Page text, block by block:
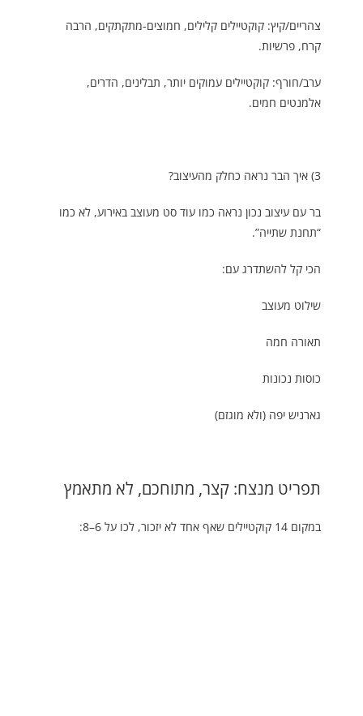
צהריים/קיץ: קוקטיילים קלילים, חמוצים-מתקתקים, הרבה
קרח, פרשיות.
ערב/חורף: קוקטיילים עמוקים יותר, תבלינים, הדרים,
אלמנטים חמים.
3) איך הבר נראה כחלק מהעיצוב?
בר עם עיצוב נכון נראה כמו עוד סט מעוצב באירוע, לא כמו
“תחנת שתייה”.
הכי קל להשתדרג עם:
שילוט מעוצב
תאורה חמה
כוסות נכונות
גארניש יפה (ולא מוגזם)
תפריט מנצח: קצר, מתוחכם, לא מתאמץ
במקום 14 קוקטיילים שאף אחד לא יזכור, לכו על 6–8: